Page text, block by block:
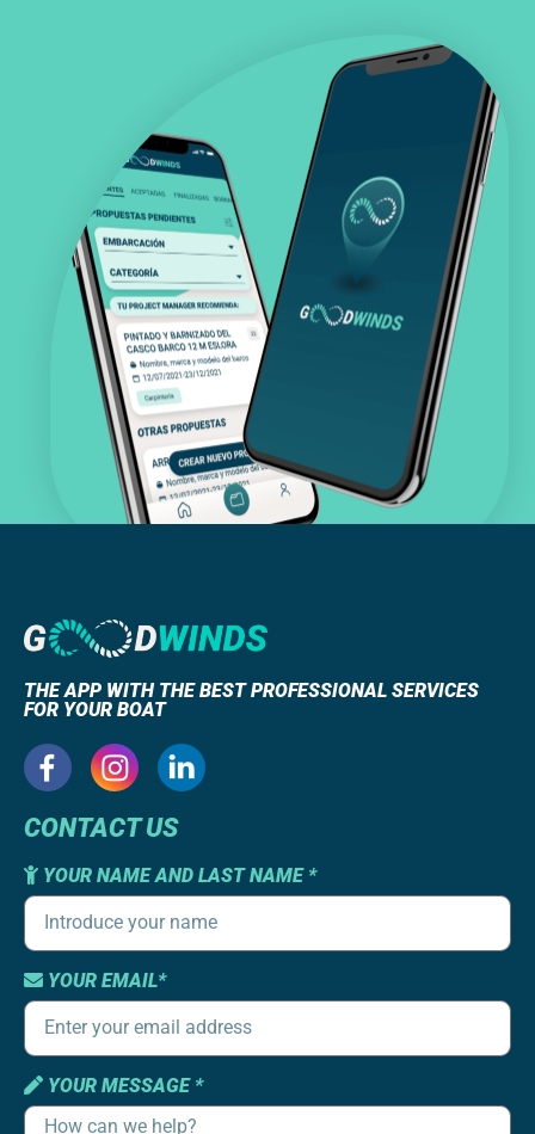
THE APP WITH THE BEST PROFESSIONAL SERVICES
FOR YOUR BOAT
CONTACT US
YOUR NAME AND LAST NAME *
YOUR EMAIL*
YOUR MESSAGE *